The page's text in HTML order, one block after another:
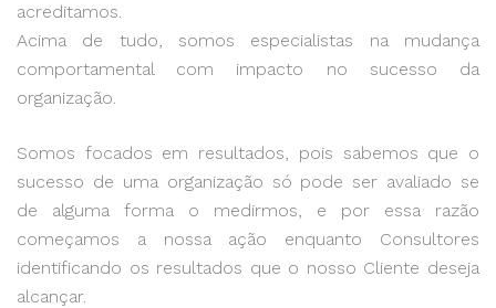
acreditamos.
Acima de tudo, somos especialistas na mudança
comportamental com impacto no sucesso da
organização.
Somos focados em resultados, pois sabemos que o
sucesso de uma organização só pode ser avaliado se
de alguma forma o medirmos, e por essa razão
começamos a nossa ação enquanto Consultores
identificando os resultados que o nosso Cliente deseja
alcançar.